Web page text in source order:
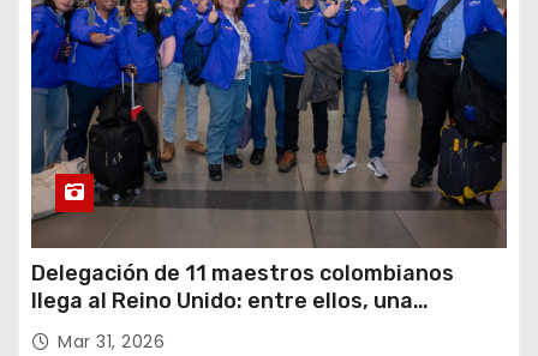
Delegación de 11 maestros colombianos
llega al Reino Unido: entre ellos, una
destacada profesora de Ubaté
Mar 31, 2026